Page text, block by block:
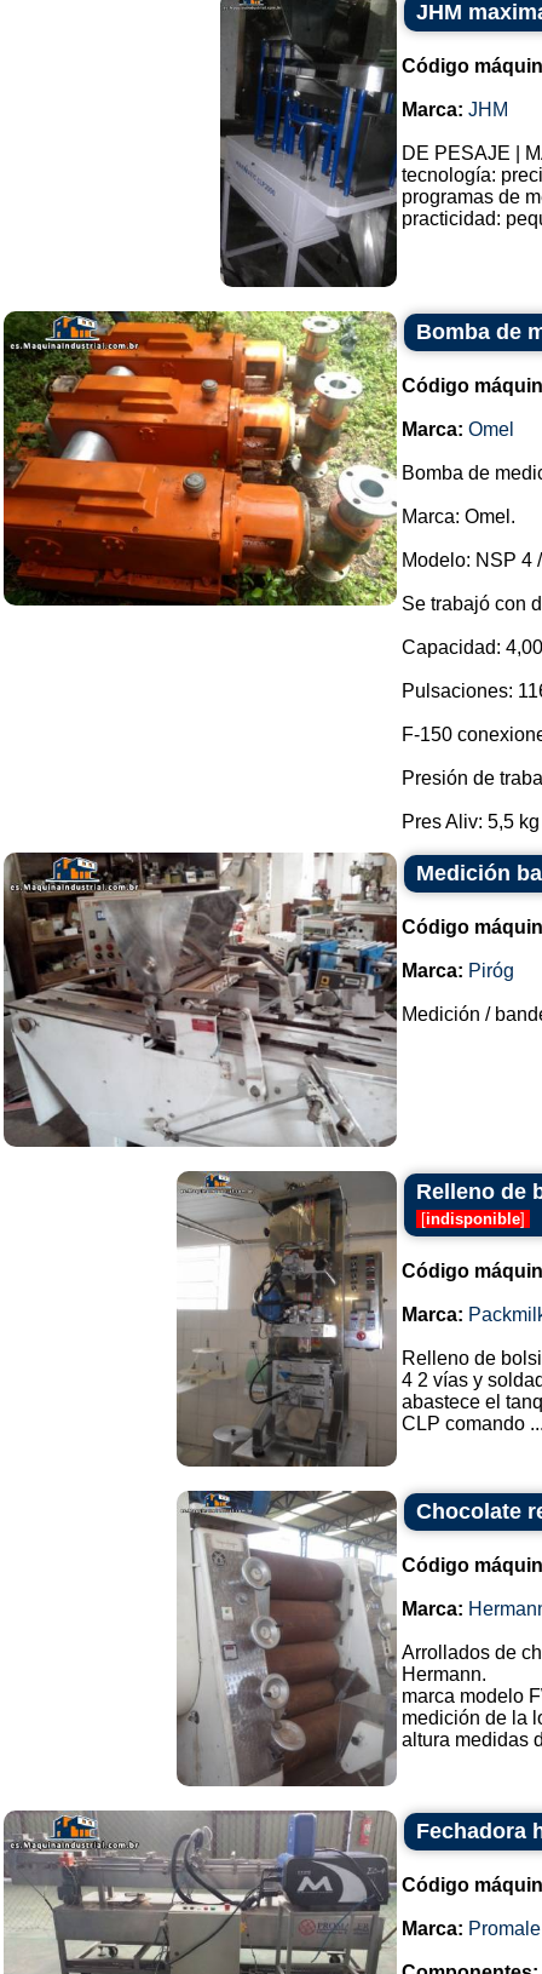
JHM
Código
Marca: JHM
DE PESAJE |
tecnología:
programas de
practicidad:
Bomba de
Código
Marca: Omel
Bomba de
Marca: Omel.
Modelo: NSP 4
Se trabajó con
Capacidad:
Pulsaciones:
F-150
Presión de
Pres Aliv: 5,5 kg
Medición
Código
Marca: Piróg
Medición /
Relleno de
[indisponible]
Código
Marca:
Relleno de
4 2 vías y
abastece el
CLP comando
Chocolate
Código
Marca:
Arrollados de
Hermann.
marca modelo
medición de la
altura medidas
Fechadora
Código
Marca: